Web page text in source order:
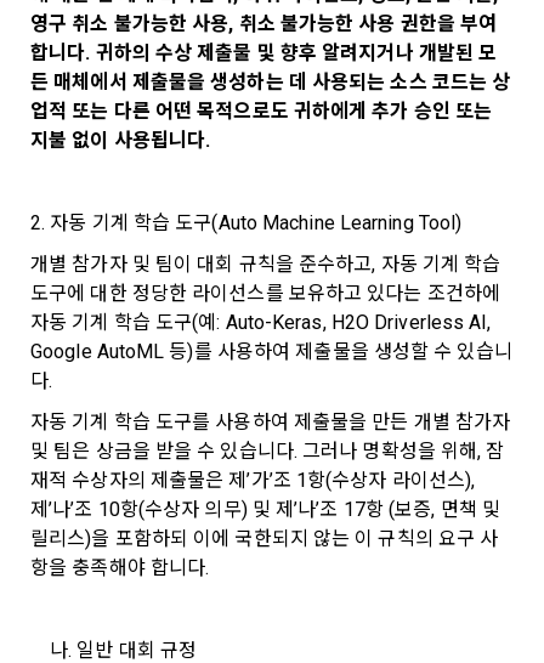
구글 로그인
아직 데이콘 계정이 없나요? 회원가입
로그인 하시려면 아래 이메일로 인증이 필요합니다. 이메일을 다
시 보내시겠습니까?
닫기 재발송
데이콘 회원가입을 환영합니다. 메일 인증은 데이콘 회원가입
을 위한 필수 절차입니다. 아래 이메일을 인증하여 회원가입 절
차를 완료하여 주시기 바랍니다.
확인
또는 "회사"가 운영하는 아래 웹사이트를 말한다.
가. ***.dacon.io
2. "서비스"라 함은 “대회”, “교육”, “인재풀 등록” 등 사이트에서
제공하는 모든 서비스를 말한다. 그 외 "회사"가 운영하는 사이
트를 통해 개인이 등록한 자료를 DB화하여 각각의 목적에 맞게
의하고 "회사"와 이용 계약을 체결한 개인을 말한다.
4. “인재회원”이라 함은 “데이콘 인재풀 서비스”를 이용하기 위
하여 본인의 개인정보와 프로젝트, 코드 등을 공유한 자로서, 채
용 의뢰 “기업회원”에게 개인정보, 프로젝트, 코드 등을 제공하
는 것에 동의한 “개인회원”을 말한다.
5. “기업회원”이라 함은 “회사”에 대회의 주최를 의뢰하거나, 채
인 또는 법인을 말한다.
6. “해커톤”이라 함은 “회사”가 “사이트”에 출제한 문제에 “개인
회원”이 AI 코드를 제출하고, “회사”는 이를 평가하여 우수작을
선정하는 제반 행위를 말한다.
7. “대회"라 함은 “기업회원”이 인력을 채용하거나 또는 솔루션
을 크라우드소싱하기 위하여 “회사"에 의뢰하는 경연대회 또는
8. “교육”이라 함은 “회사”가  제공하는 교육컨텐츠를 포함한 온
살이’와 관련한 정보를 투명하게 제공합니다.
정보주체로서 이용자는 자신의 개인정보에 대해 어떤 권리를 가
지고 있으며, 이를 어떤 방법과 절차로 행사할 수 있는지를 알려
드립니다. 또한, 법정대리인(부모 등)이 만14세 미만 아동의 개
개인정보 침해사고가 발생하는 경우, 추가적인 피해를 예방하고
이미 발생한 피해를 복구하기 위해 누구에게 연락하여 어떤 도
움을 받을 수 있는지 알려 드립니다.
그 무엇보다도, 개인정보와 관련하여 데이콘과 이용자 간의 권
리 및 의무 관계를 규정하여 이용자의 ‘개인정보자기결정권’을
보장하는 수단이 됩니다.
2. 개인정보의 수집 및 이용목적
데이콘 주식회사(이하 “회사”)는 다음 목적을 위하여 개인정보
안내 서비스가 제한됩니다.
2. 미동의 시 불이익 사항
개인정보보호법 제22조 제5항에 의해 선택정보 사항에 대해서
안내 서비스가 제한됩니다.
3. 서비스 정보 수신 동의 철회
DACON에서 제공하는 마케팅 정보를 원하지 않을 경우 ‘홈>계
정관리 페이지의 하단 마케팅(대회 진행, 교육 등) 정보 수신 동
의(선택)’에서 철회를 요청할 수 있습니다.
또한 향후 마케팅 활용에 새롭게 동의하고자 하는 경우에는 ‘홈>
계정관리 페이지의 하단 마케팅(대회 진행, 교육 등) 정보 수신
동의(선택)’에서 동의하실 수 있습니다.
2021.05.25
영구 취소 불가능한 사용, 취소 불가능한 사용 권한을 부여
합니다. 귀하의 수상 제출물 및 향후 알려지거나 개발된 모
든 매체에서 제출물을 생성하는 데 사용되는 소스 코드는 상
업적 또는 다른 어떤 목적으로도 귀하에게 추가 승인 또는
지불 없이 사용됩니다.
2. 자동 기계 학습 도구(Auto Machine Learning Tool)
개별 참가자 및 팀이 대회 규칙을 준수하고, 자동 기계 학습
도구에 대한 정당한 라이선스를 보유하고 있다는 조건하에
자동 기계 학습 도구(예: Auto-Keras, H2O Driverless AI,
Google AutoML 등)를 사용하여 제출물을 생성할 수 있습니
다.
자동 기계 학습 도구를 사용하여 제출물을 만든 개별 참가자
및 팀은 상금을 받을 수 있습니다. 그러나 명확성을 위해, 잠
재적 수상자의 제출물은 제’가’조 1항(수상자 라이선스),
제’나’조 10항(수상자 의무) 및 제’나’조 17항 (보증, 면책 및
릴리스)을 포함하되 이에 국한되지 않는 이 규칙의 요구 사
항을 충족해야 합니다.
나. 일반 대회 규정